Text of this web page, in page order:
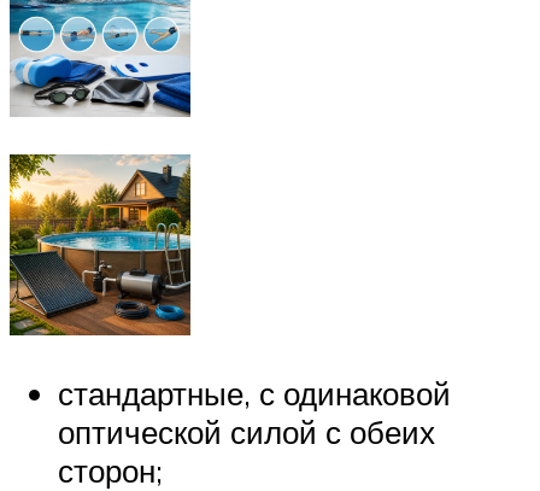
стандартные, с одинаковой
оптической силой с обеих
сторон;